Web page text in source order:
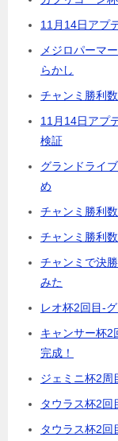
11月14日アプ
メジロパーマ
らかし
チャンミ勝利
11月14日アプ
検証
グランドライ
め
チャンミ勝利
チャンミ勝利
チャンミで決
みた
レオ杯2回目-
キャンサー杯2
完成！
ジェミニ杯2周
タウラス杯2回
タウラス杯2回